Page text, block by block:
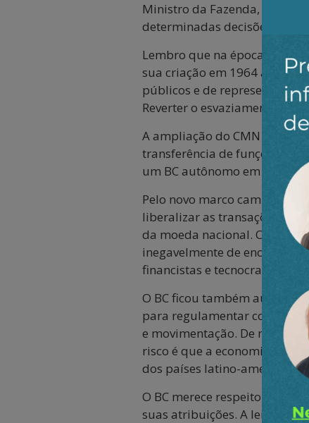
Ministro da Fazenda, além
determinadas decisões, por
Lembro que na época da
sua criação em 1964 até
públicos e de
Reverter o esvaziamento do
A ampliação do CMN não
transferência de funções
um BC autônomo em
Pelo novo marco cambial,
liberalizar as transações
da moeda nacional. Ora,
inegavelmente de enorme
financistas e tecnocratas
O BC ficou também
para regulamentar contas
e movimentação. De novo,
risco é que a economia
dos países latino-americanos.
O BC merece respeito, tem
suas atribuições. A lei do